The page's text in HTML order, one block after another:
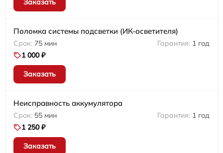
Заказать
Поломка системы подсветки (ИК-осветителя)
75 мин
1 год
1 000 ₽
Заказать
Неисправность аккумулятора
55 мин
1 год
1 250 ₽
Заказать